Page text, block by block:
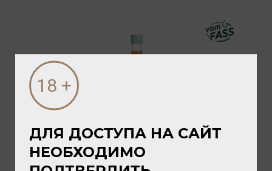
Maletti Bianco, approx. 3% acidity
ДЛЯ ДОСТУПА НА САЙТ
НЕОБХОДИМО